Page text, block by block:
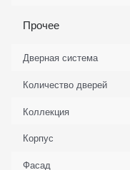
Прочее
Дверная система
Количество дверей
Коллекция
Корпус
Фасад